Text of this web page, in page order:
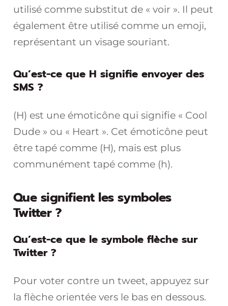
utilisé comme substitut de « voir ». Il peut
également être utilisé comme un emoji,
représentant un visage souriant.
Qu’est-ce que H signifie envoyer des
SMS ?
(H) est une émoticône qui signifie « Cool
Dude » ou « Heart ». Cet émoticône peut
être tapé comme (H), mais est plus
communément tapé comme (h).
Que signifient les symboles
Twitter ?
Qu’est-ce que le symbole flèche sur
Twitter ?
Pour voter contre un tweet, appuyez sur
la flèche orientée vers le bas en dessous.